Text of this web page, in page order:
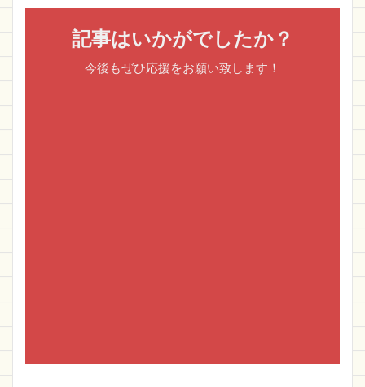
記事はいかがでしたか？
今後もぜひ応援をお願い致します！